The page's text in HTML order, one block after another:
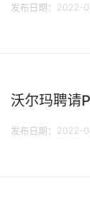
发布日期：2022-
沃尔玛聘请
发布日期：2022-